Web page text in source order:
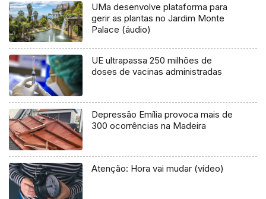
UMa desenvolve plataforma para
gerir as plantas no Jardim Monte
Palace (áudio)
UE ultrapassa 250 milhões de
doses de vacinas administradas
Depressão Emília provoca mais de
300 ocorrências na Madeira
Atenção: Hora vai mudar (vídeo)